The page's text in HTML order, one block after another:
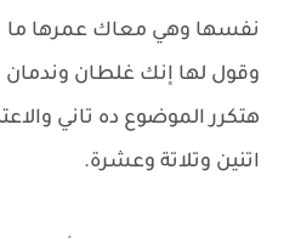
نفسها وهي معاك عمرها ما
وقول لها إنك غلطان
هتكرر الموضوع ده تاني
اتنين وتلاتة وعشرة.